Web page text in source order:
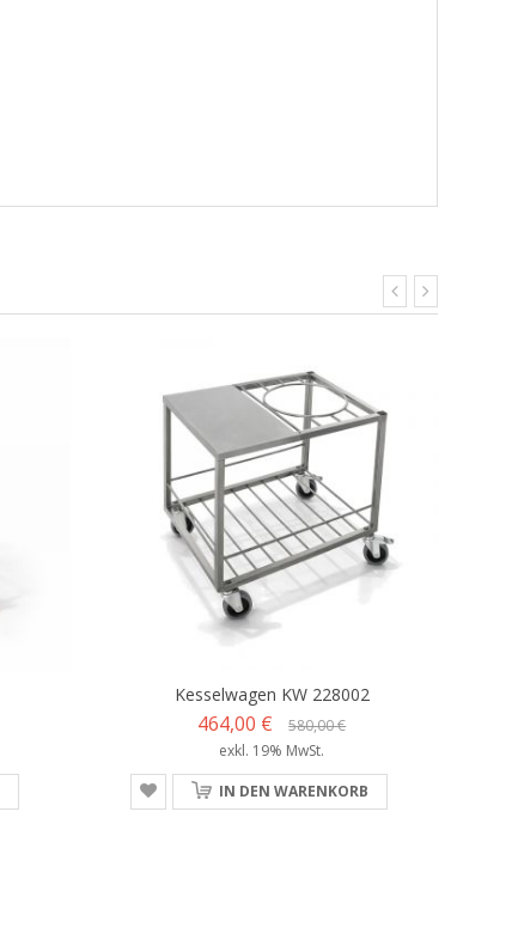
Kesselwagen KW 228002
464,00 €
580,00 €
exkl. 19% MwSt.
IN DEN WARENKORB